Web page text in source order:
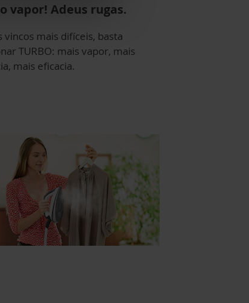
vapor! Adeus rugas.
vincos mais difíceis, basta
TURBO: mais vapor, mais
mais eficacia.